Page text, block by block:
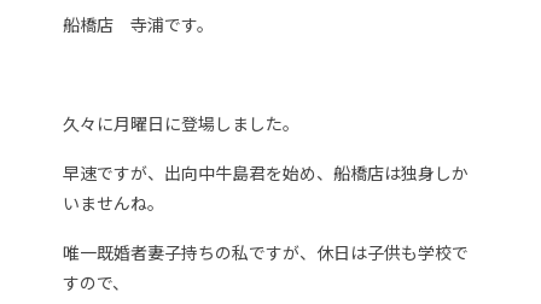
船橋店 寺浦です。
久々に月曜日に登場しました。
早速ですが、出向中牛島君を始め、船橋店は独身しか
いませんね。
唯一既婚者妻子持ちの私ですが、休日は子供も学校で
すので、